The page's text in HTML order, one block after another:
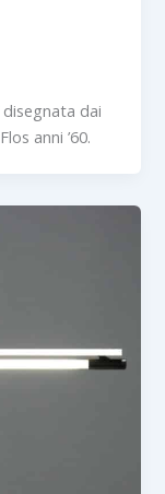
disegnata dai
anni ’60.